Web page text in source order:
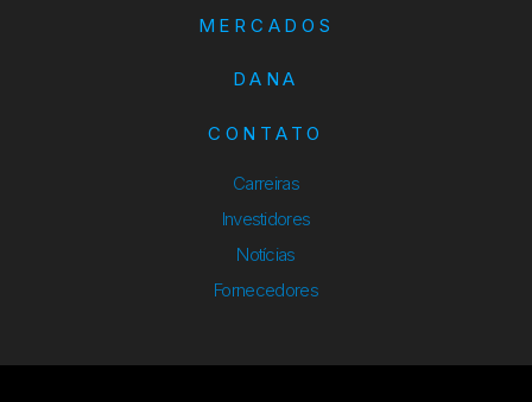
MERCADOS
DANA
CONTATO
Carreiras
Investidores
Notícias
Fornecedores